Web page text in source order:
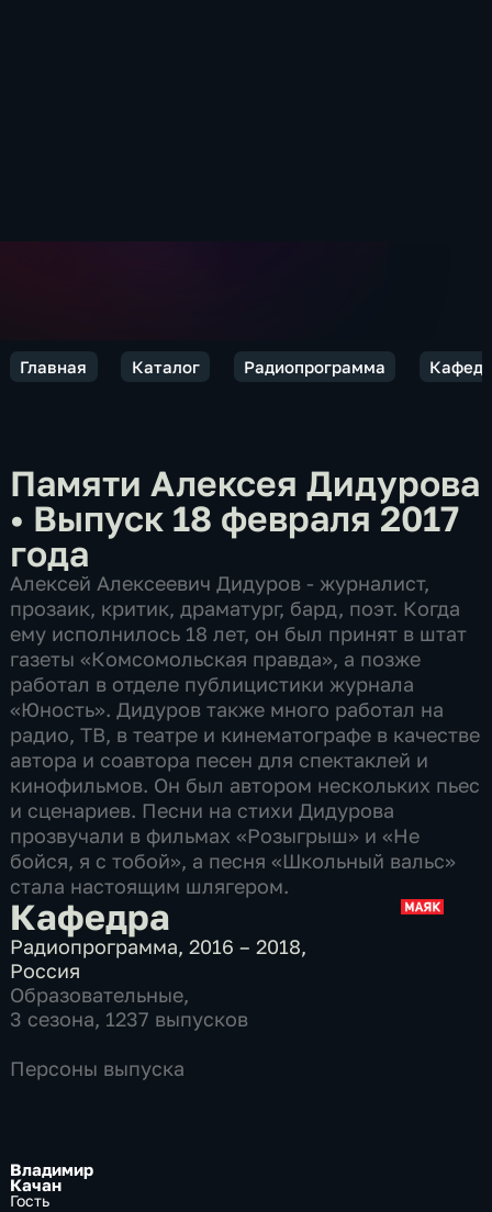
Главная Каталог Радиопрограмма
Памяти Алексея Дидурова
• Выпуск 18 февраля 2017
года
Алексей Алексеевич Дидуров - журналист,
прозаик, критик, драматург, бард, поэт. Когда
ему исполнилось 18 лет, он был принят в штат
газеты «Комсомольская правда», а позже
работал в отделе публицистики журнала
«Юность». Дидуров также много работал на
радио, ТВ, в театре и кинематографе в качестве
автора и соавтора песен для спектаклей и
кинофильмов. Он был автором нескольких пьес
и сценариев. Песни на стихи Дидурова
прозвучали в фильмах «Розыгрыш» и «Не
бойся, я с тобой», а песня «Школьный вальс»
стала настоящим шлягером.
Кафедра
Радиопрограмма,2016 – 2018,
Россия
Образовательные,
3 сезона, 1237 выпусков
Персоны выпуска
Владимир
Качан
Гость